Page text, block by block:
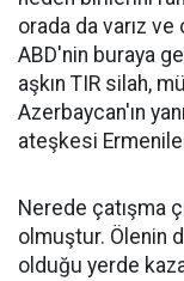
orada da varız
ABD'nin buraya
aşkın TIR silah,
Azerbaycan'ın
ateşkesi
Nerede çatışma
olmuştur. Ölenin
olduğu yerde